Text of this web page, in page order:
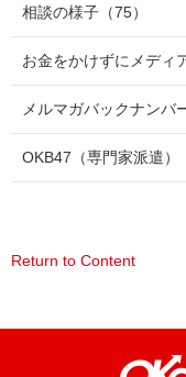
相談の様子 （75）
お金をかけずにメディ
メルマガバックナンバ
OKB47（専門家派遣）
Return to Content